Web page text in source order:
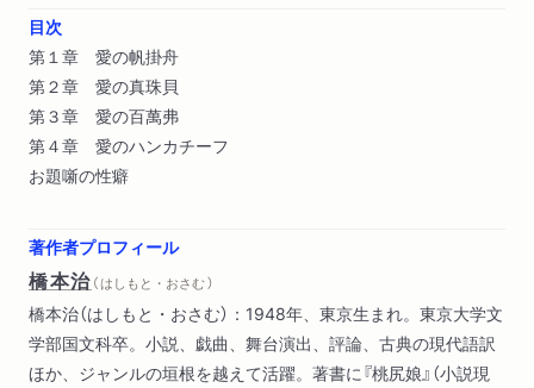
目次
第１章 愛の帆掛舟
第２章 愛の真珠貝
第３章 愛の百萬弗
第４章 愛のハンカチーフ
お題噺の性癖
著作者プロフィール
橋本治（ はしもと・おさむ ）
橋本治（はしもと・おさむ）：1948年、東京生まれ。東京大学文
学部国文科卒。小説、戯曲、舞台演出、評論、古典の現代語訳
ほか、ジャンルの垣根を越えて活躍。著書に『桃尻娘』（小説現